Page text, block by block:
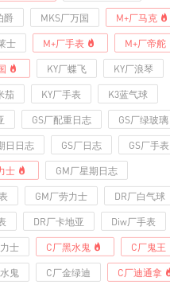
爵 MKS厂万国 M+厂马克
士 M+厂手表 M+厂帝舵
KY厂蝶飞 KY厂浪琴
茄 KY厂手表 K3蓝气球
GS厂配重日志 GS厂绿玻璃
日日志 GS厂日志 GS厂手表
士 GM厂星期日志
GM厂劳力士 DR厂白气球
DR厂卡地亚 Diw厂手表
士 C厂黑水鬼 C厂鬼王
鬼 C厂金绿迪 C厂迪通拿